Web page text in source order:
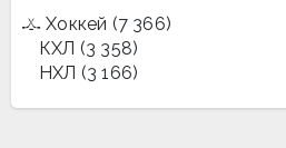
Хоккей (7 366)
КХЛ (3 358)
НХЛ (3 166)